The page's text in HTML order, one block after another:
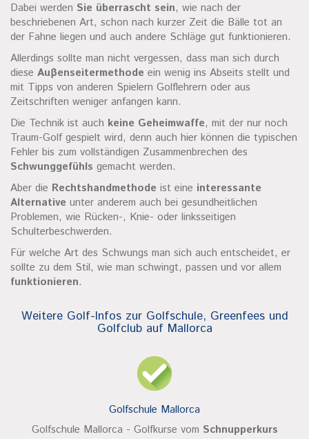
Dabei werden Sie überrascht sein, wie nach der
beschriebenen Art, schon nach kurzer Zeit die Bälle tot an
der Fahne liegen und auch andere Schläge gut funktionieren.
Allerdings sollte man nicht vergessen, dass man sich durch
diese Auβenseitermethode ein wenig ins Abseits stellt und
mit Tipps von anderen Spielern Golflehrern oder aus
Zeitschriften weniger anfangen kann.
Die Technik ist auch keine Geheimwaffe, mit der nur noch
Traum-Golf gespielt wird, denn auch hier können die typischen
Fehler bis zum vollständigen Zusammenbrechen des
Schwunggefühls gemacht werden.
Aber die Rechtshandmethode ist eine interessante
Alternative unter anderem auch bei gesundheitlichen
Problemen, wie Rücken-, Knie- oder linksseitigen
Schulterbeschwerden.
Für welche Art des Schwungs man sich auch entscheidet, er
sollte zu dem Stil, wie man schwingt, passen und vor allem
funktionieren.
Weitere Golf-Infos zur Golfschule, Greenfees und
Golfclub auf Mallorca
Golfschule Mallorca
Golfschule Mallorca - Golfkurse vom Schnupperkurs